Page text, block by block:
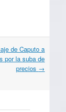
de Caputo a
por la suba de
precios →